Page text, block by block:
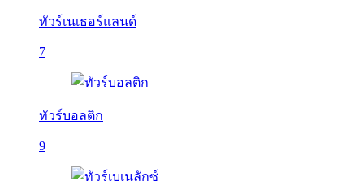
ทัวร์เนเธอร์แลนด์
7
ทัวร์บอลติก
9